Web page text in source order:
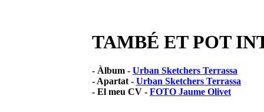
TAMBÉ ET POT
- Àlbum - Urban Sketchers Terrassa
- Apartat - Urban Sketchers Terrassa
- El meu CV - FOTO Jaume Olivet